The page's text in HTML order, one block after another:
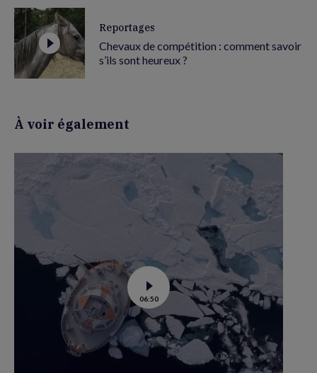
Reportages
Chevaux de compétition : comment savoir
s’ils sont heureux ?
À voir également
Voir
la
vidéo
de
Tara
Polar
station
:
06:50